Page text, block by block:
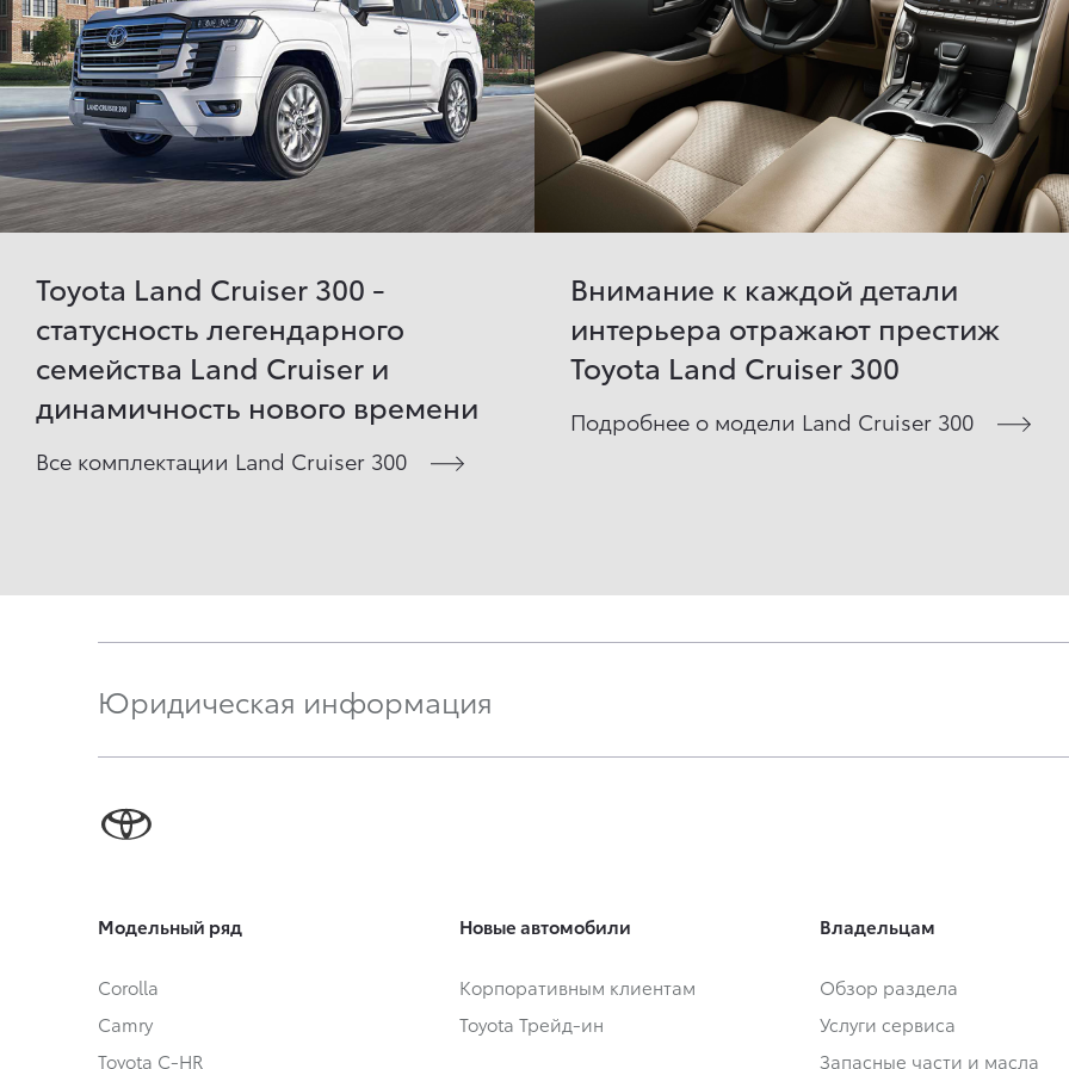
Toyota Land Cruiser 300 -
статусность легендарного
семейства Land Cruiser и
динамичность нового времени
Все комплектации Land Cruiser 300
Внимание к каждой детали
интерьера отражают престиж
Toyota Land Cruiser 300
Подробнее о модели Land Cruiser 300
Юридическая информация
Модельный ряд
Corolla
Camry
Toyota C-HR
Новые автомобили
Корпоративным клиентам
Toyota Трейд-ин
Владельцам
Обзор раздела
Услуги сервиса
Запасные части и масла